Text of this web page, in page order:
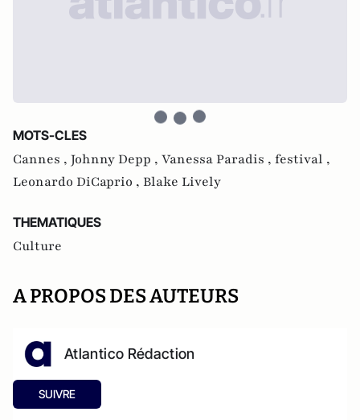
MOTS-CLES
Cannes , Johnny Depp , Vanessa Paradis , festival ,
Leonardo DiCaprio , Blake Lively
THEMATIQUES
Culture
A PROPOS DES AUTEURS
Atlantico Rédaction
SUIVRE